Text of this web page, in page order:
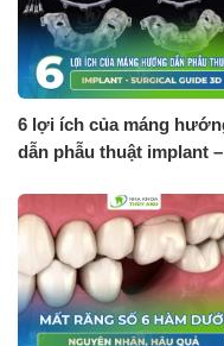
6 lợi ích của máng
dẫn phẫu thuật implant –